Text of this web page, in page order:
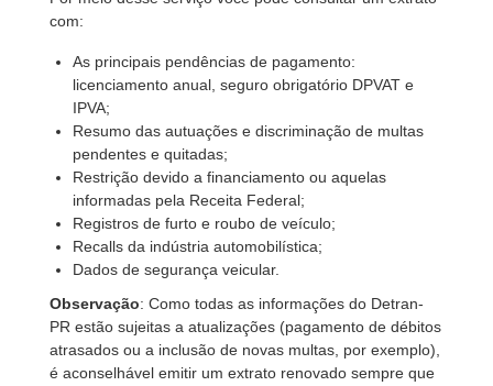
com:
As principais pendências de pagamento:
licenciamento anual, seguro obrigatório DPVAT e
IPVA;
Resumo das autuações e discriminação de multas
pendentes e quitadas;
Restrição devido a financiamento ou aquelas
informadas pela Receita Federal;
Registros de furto e roubo de veículo;
Recalls da indústria automobilística;
Dados de segurança veicular.
Observação: Como todas as informações do Detran-
PR estão sujeitas a atualizações (pagamento de débitos
atrasados ou a inclusão de novas multas, por exemplo),
é aconselhável emitir um extrato renovado sempre que